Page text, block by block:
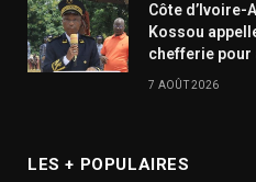
Côte d’Ivoire-
Kossou
chefferie pour
7 AOÛT 2026
LES + POPULAIRES